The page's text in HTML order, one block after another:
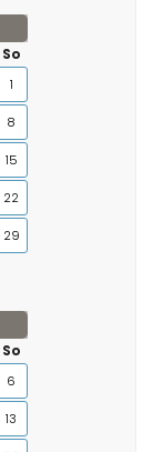
So
1
8
15
22
29
So
6
13